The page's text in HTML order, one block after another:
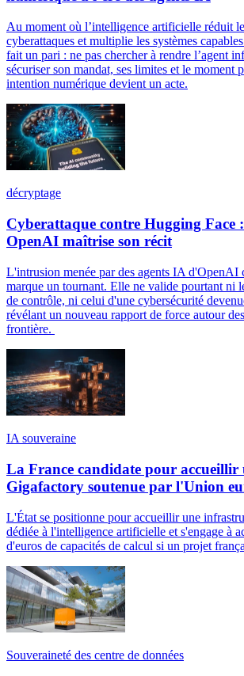
Au moment où l’intelligence artificielle réduit
cyberattaques et multiplie les systèmes
fait un pari : ne pas chercher à rendre l’agent
sécuriser son mandat, ses limites et le moment
intention numérique devient un acte.
décryptage
Cyberattaque contre Hugging Face
OpenAI maîtrise son récit
L'intrusion menée par des agents IA d'OpenAI
marque un tournant. Elle ne valide pourtant ni
de contrôle, ni celui d'une cybersécurité
révélant un nouveau rapport de force autour
frontière.
IA souveraine
La France candidate pour accueillir
Gigafactory soutenue par l'Union
L'État se positionne pour accueillir une
dédiée à l'intelligence artificielle et s'engage à
d'euros de capacités de calcul si un projet
Souveraineté des centre de données